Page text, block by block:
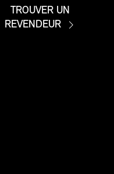
TROUVER UN
REVENDEUR